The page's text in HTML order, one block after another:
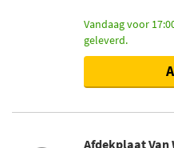
Vandaag voor
geleverd.
Afdekplaat Van